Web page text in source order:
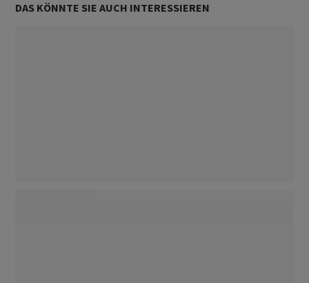
DAS KÖNNTE SIE AUCH INTERESSIEREN